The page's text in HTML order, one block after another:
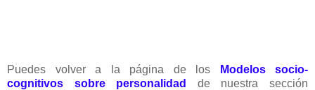
Puedes volver a la página de los
Modelos socio-
cognitivos sobre personalidad
de nuestra sección